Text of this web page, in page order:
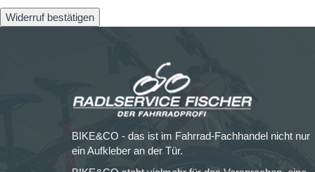
Widerruf bestätigen
BIKE&CO - das ist im Fahrrad-Fachhandel nicht nur
ein Aufkleber an der Tür.